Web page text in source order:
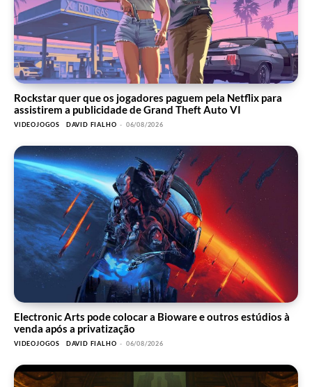
Rockstar quer que os jogadores paguem pela Netflix para
assistirem a publicidade de Grand Theft Auto VI
VIDEOJOGOS DAVID FIALHO - 06/08/2026
Electronic Arts pode colocar a Bioware e outros estúdios à
venda após a privatização
VIDEOJOGOS DAVID FIALHO - 06/08/2026